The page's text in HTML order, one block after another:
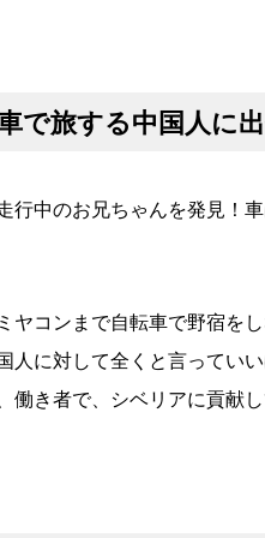
で旅する中国人に出
行中のお兄ちゃんを発見！
コンまで自転車で野宿をし
人に対して全くと言ってい
働き者で、シベリアに貢献